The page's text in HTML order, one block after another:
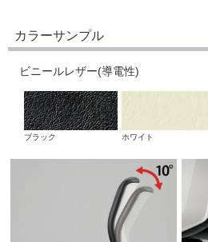
カラーサンプル
ビニールレザー(導電性)
ブラック ホワイト